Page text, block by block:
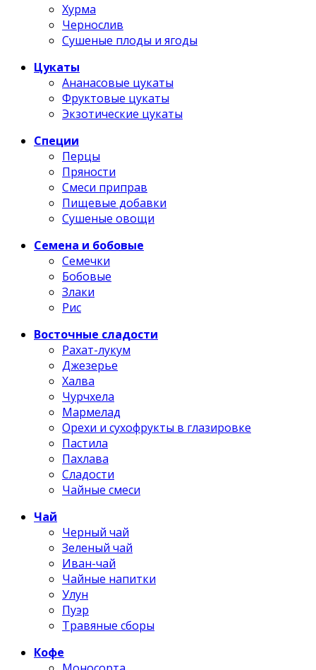
Хурма
Чернослив
Сушеные плоды и ягоды
Цукаты
Ананасовые цукаты
Фруктовые цукаты
Экзотические цукаты
Специи
Перцы
Пряности
Смеси приправ
Пищевые добавки
Сушеные овощи
Семена и бобовые
Семечки
Бобовые
Злаки
Рис
Восточные сладости
Рахат-лукум
Джезерье
Халва
Чурчхела
Мармелад
Орехи и сухофрукты в глазировке
Пастила
Пахлава
Сладости
Чайные смеси
Чай
Черный чай
Зеленый чай
Иван-чай
Чайные напитки
Улун
Пуэр
Травяные сборы
Кофе